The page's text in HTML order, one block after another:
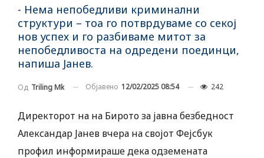
- Нема непобедливи криминални
структури – тоа го потврдуваме со секој
нов успех и го разбиваме митот за
непобедливоста на одредени поединци,
напиша Јанев.
Од Triling Mk Објавено 12/02/2025 08:54 242
Директорот на на Бирото за јавна безбедност
Александар Јанев вчера на својот Фејсбук
профил информираше дека одземената